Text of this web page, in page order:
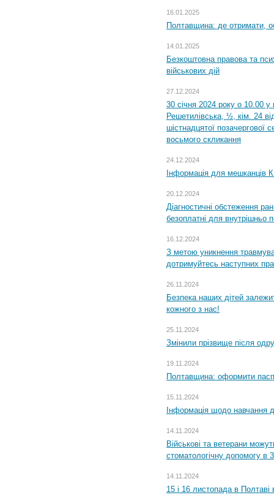
16.01.2025
Полтавщина: де отримати,
14.01.2025
Безкоштовна правова та
військових дій
27.12.2024
30 січня 2024 року о 10.00 у
Решетилівська, ½, кім. 24
шістнадцятої позачергової
восьмого скликання
24.12.2024
Інформація для мешканців
20.12.2024
Діагностичні обстеження
безоплатні для внутрішньо
16.12.2024
З метою уникнення
дотримуйтесь наступних
26.11.2024
Безпека наших дітей
кожного з нас!
25.11.2024
Змінили прізвище після
19.11.2024
Полтавщина: оформити
15.11.2024
Інформація щодо навчання
14.11.2024
Військові та ветерани
стоматологічну допомогу в
14.11.2024
15 і 16 листопада в